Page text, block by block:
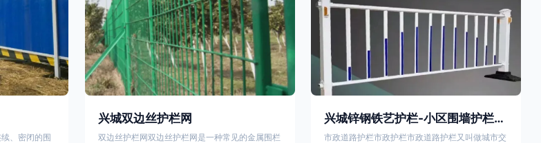
、密闭的围
兴城双边丝护栏网
双边丝护栏网双边丝护栏网是一种常见的金属围栏
兴城锌钢铁艺护栏-小区围墙护栏- 2025年17631598285新报价
市政道路护栏市政护栏市政道路护栏又叫做城市交